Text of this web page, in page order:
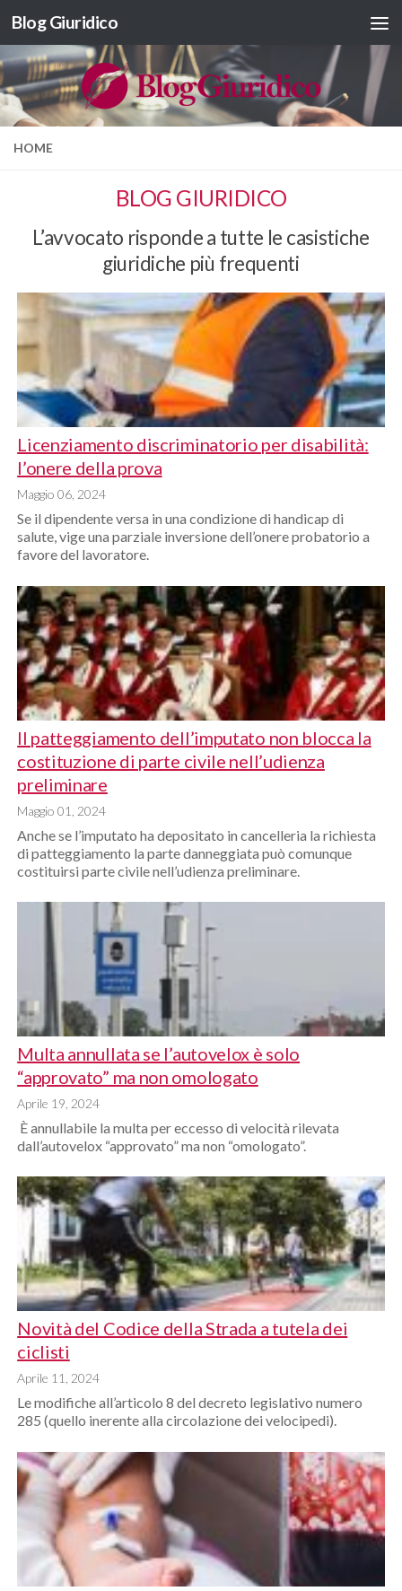
Salta al contenuto
Blog Giuridico
HOME
BLOG GIURIDICO
L’avvocato risponde a tutte le casistiche
giuridiche più frequenti
Licenziamento discriminatorio per disabilità:
l’onere della prova
Maggio 06, 2024
Se il dipendente versa in una condizione di handicap di
salute, vige una parziale inversione dell’onere probatorio a
favore del lavoratore.
Il patteggiamento dell’imputato non blocca la
costituzione di parte civile nell’udienza
preliminare
Maggio 01, 2024
Anche se l’imputato ha depositato in cancelleria la richiesta
di patteggiamento la parte danneggiata può comunque
costituirsi parte civile nell’udienza preliminare.
Multa annullata se l’autovelox è solo
“approvato” ma non omologato
Aprile 19, 2024
È annullabile la multa per eccesso di velocità rilevata
dall’autovelox “approvato” ma non “omologato”.
Novità del Codice della Strada a tutela dei
ciclisti
Aprile 11, 2024
Le modifiche all’articolo 8 del decreto legislativo numero
285 (quello inerente alla circolazione dei velocipedi).